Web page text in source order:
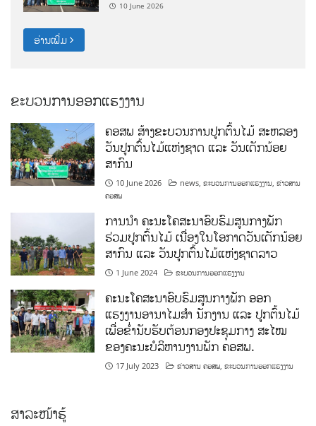
10 June 2026
ອ່ານເພີ່ມ
ຂະບວນການອອກແຮງງານ
ຄອສພ ສ້າງຂະບວນການປູກຕົ້ນໄມ້ ສະຫລອງ
ວັນປູກຕົ້ນໄມ້ແຫ່ງຊາດ ແລະ ວັນເດັກນ້ອຍ
ສາກົນ
10 June 2026 news ,ຂະບວນການອອກແຮງງານ ,ຂ່າວສານ
ຄອສພ
ການນໍາ ຄະນະໂຄສະນາອົບຮົມສູນກາງພັກ
ຮ່ວມປູກຕົ້ນໄມ້ ເນື່ອງໃນໂອກາດວັນເດັກນ້ອຍ
ສາກົນ ແລະ ວັນປູກຕົ້ນໄມ້ແຫ່ງຊາດລາວ
1 June 2024 ຂະບວນການອອກແຮງງານ
ຄະນະໂຄສະນາອົບຮົມສູນກາງພັກ ອອກ
ແຮງງານອານາໄມສໍາ ນັກງານ ແລະ ປູກຕົ້ນໄມ້
ເພື່ອຂໍ່ານັບຮັບຕ້ອນກອງປະຊຸມກາງ ສະໄໝ
ຂອງຄະນະບໍລິຫານງານພັກ ຄອສພ.
17 July 2023 ຂ່າວສານ ຄອສພ ,ຂະບວນການອອກແຮງງານ
ສາລະໜ້າຮູ້